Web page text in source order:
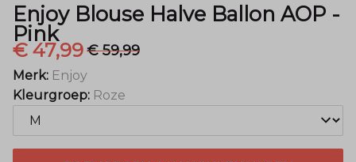
Enjoy Blouse Halve Ballon AOP -
Pink
€ 47,99€ 59,99
Merk: Enjoy
Kleurgroep: Roze